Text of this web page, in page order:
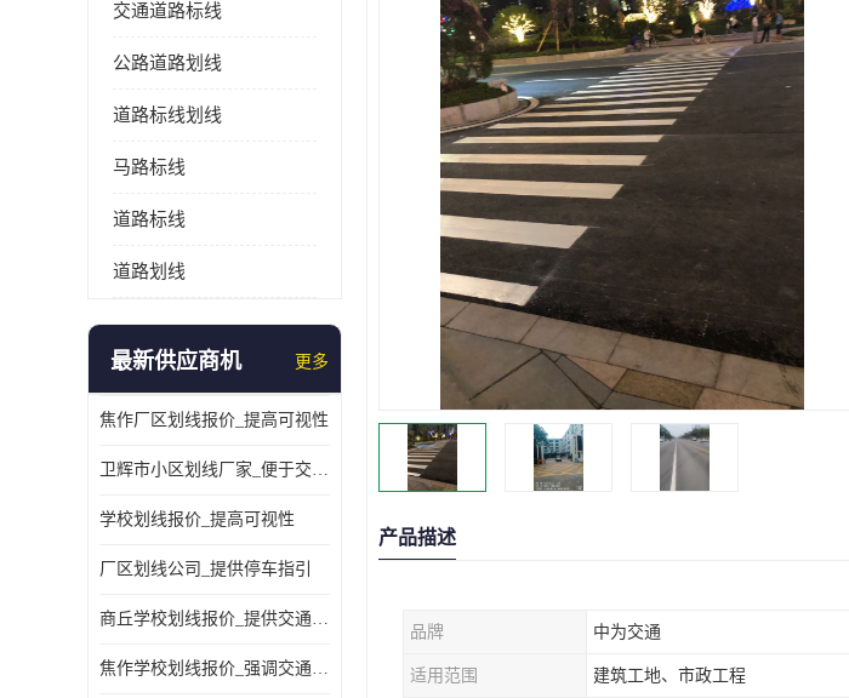
交通道路标线
公路道路划线
道路标线划线
马路标线
道路标线
道路划线
最新供应商机 更多
焦作厂区划线报价_提高可视性
卫辉市小区划线厂家_便于交通管理
学校划线报价_提高可视性
厂区划线公司_提供停车指引
商丘学校划线报价_提供交通信息
焦作学校划线报价_强调交通规则
产品描述
品牌 中为交通
适用范围 建筑工地、市政工程